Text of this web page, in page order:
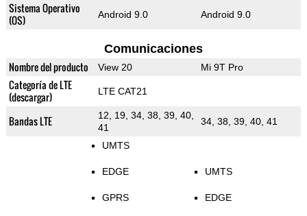
Sistema Operativo
(OS)
Android 9.0 Android 9.0
Comunicaciones
Nombre del producto View 20 Mi 9T Pro
Categoría de LTE
(descargar)
LTE CAT21
Bandas LTE
12, 19, 34, 38, 39, 40,
41
34, 38, 39, 40, 41
UMTS
EDGE
GPRS
UMTS
EDGE